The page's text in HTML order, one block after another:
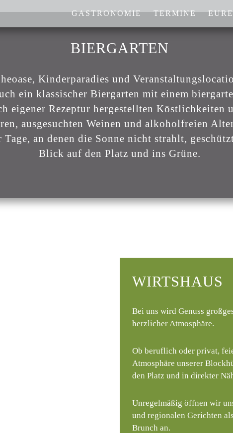
GASTRONOMIE
TERMINE
BIERGARTEN
Kinderparadies und
ein klassischer Biergarten mit einem
eigener Rezeptur hergestellten Köstlichkeiten
ausgesuchten Weinen und alkoholfreien
an denen die Sonne nicht strahlt,
Blick auf den Platz und ins Grüne.
WIRTSHAUS
Bei uns wird Genuss
herzlicher Atmosphäre.
Ob beruflich oder privat,
Atmosphäre unserer
den Platz und in direkter
Unregelmäßig öffnen wir
und regionalen Gerichten
Brunch an.